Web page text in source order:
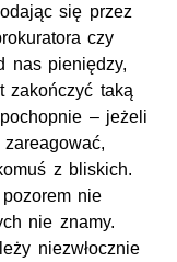
się przez
czy
nas pieniędzy,
zakończyć taką
– jeżeli
z bliskich.
nie
nie znamy.
niezwłocznie